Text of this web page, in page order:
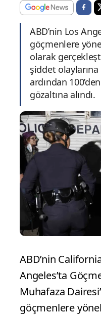
ABD’nin Los
göçmenlere
olarak
şiddet
ardından
gözaltına alındı.
ABD’nin
Angeles’ta
Muhafaza
göçmenlere